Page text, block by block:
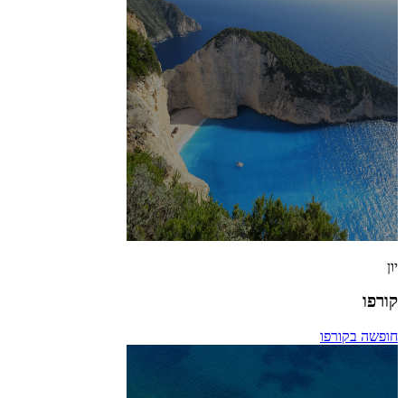
יון
קורפו
חופשה בקורפו